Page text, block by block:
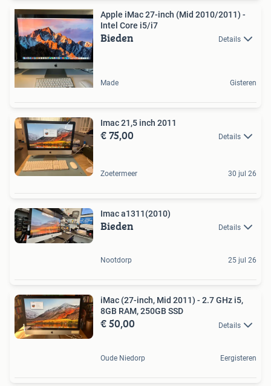
Apple iMac 27-inch (Mid 2010/2011) -
Intel Core i5/i7
Bieden Details
Made Gisteren
Imac 21,5 inch 2011
€ 75,00 Details
Zoetermeer 30 jul 26
Imac a1311(2010)
Bieden Details
Nootdorp 25 jul 26
iMac (27-inch, Mid 2011) - 2.7 GHz i5,
8GB RAM, 250GB SSD
€ 50,00 Details
Oude Niedorp Eergisteren